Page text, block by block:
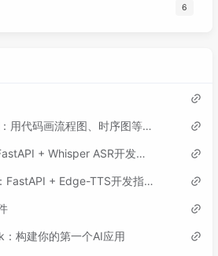
6
画图神器 Mermaid 入门：用代码画流程图、时序图等各类图表
Python语音识别实战：FastAPI + Whisper ASR开发指南
Python文本转语音实战：FastAPI + Edge-TTS开发指南
构建你的第一个AI应用